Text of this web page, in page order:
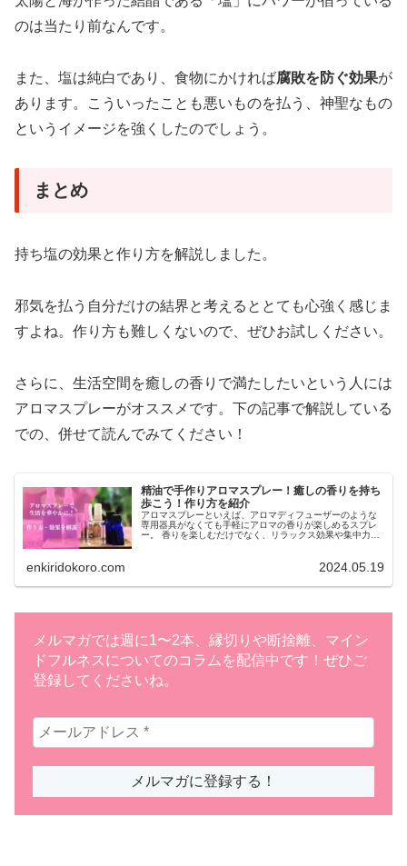
のは当たり前なんです。
また、塩は純白であり、食物にかければ腐敗を防ぐ効果が
あります。こういったことも悪いものを払う、神聖なもの
というイメージを強くしたのでしょう。
まとめ
持ち塩の効果と作り方を解説しました。
邪気を払う自分だけの結界と考えるととても心強く感じま
すよね。作り方も難しくないので、ぜひお試しください。
さらに、生活空間を癒しの香りで満たしたいという人には
アロマスプレーがオススメです。下の記事で解説している
での、併せて読んでみてください！
精油で手作りアロマスプレー！癒しの香りを持ち
歩こう！作り方を紹介
アロマスプレーといえば、アロマディフューザーのような
専用器具がなくても手軽にアロマの香りが楽しめるスプレ
ー。 香りを楽しむだけでなく、リラックス効果や集中力を
enkiridokoro.com 2024.05.19
メルマガでは週に1〜2本、縁切りや断捨離、マイン
ドフルネスについてのコラムを配信中です！ぜひご
登録してくださいね。